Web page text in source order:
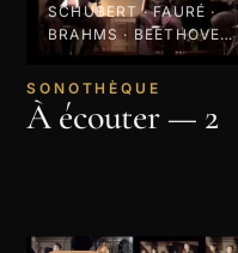
SCHUBERT · FAURÉ ·
BRAHMS · BEETHOVEN
· 2008
SONOTHÈQUE
À écouter — 2